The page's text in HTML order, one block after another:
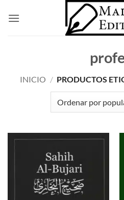
INICIO / PRODUCTOS